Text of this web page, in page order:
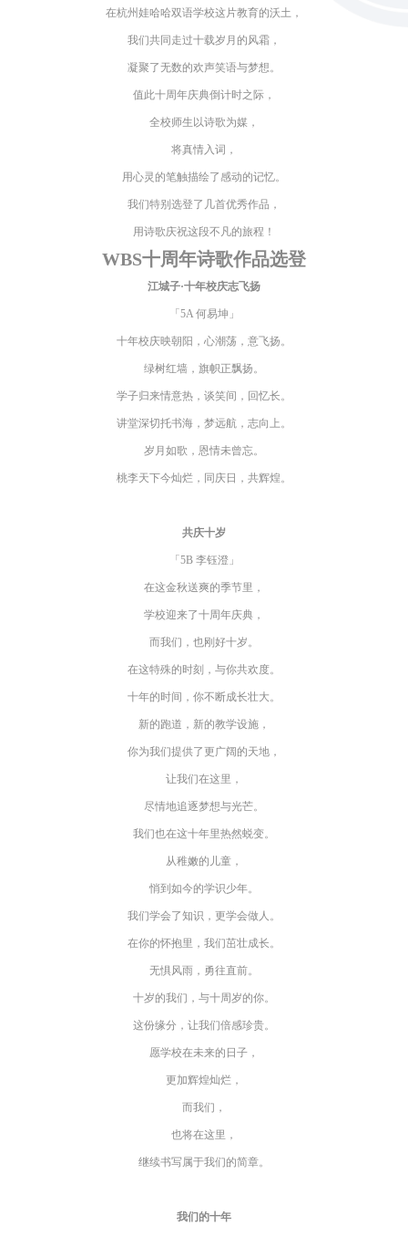
在杭州娃哈哈双语学校这片教育的沃土，
我们共同走过十载岁月的风霜，
凝聚了无数的欢声笑语与梦想。
值此十周年庆典倒计时之际，
全校师生以诗歌为媒，
将真情入词，
用心灵的笔触描绘了感动的记忆。
我们特别选登了几首优秀作品，
用诗歌庆祝这段不凡的旅程！
WBS十周年诗歌作品选登
江城子·十年校庆志飞扬
「5A 何易坤」
十年校庆映朝阳，心潮荡，意飞扬。
绿树红墙，旗帜正飘扬。
学子归来情意热，谈笑间，回忆长。
讲堂深切托书海，梦远航，志向上。
岁月如歌，恩情未曾忘。
桃李天下今灿烂，同庆日，共辉煌。
共庆十岁
「5B 李钰澄」
在这金秋送爽的季节里，
学校迎来了十周年庆典，
而我们，也刚好十岁。
在这特殊的时刻，与你共欢度。
十年的时间，你不断成长壮大。
新的跑道，新的教学设施，
你为我们提供了更广阔的天地，
让我们在这里，
尽情地追逐梦想与光芒。
我们也在这十年里热然蜕变。
从稚嫩的儿童，
悄到如今的学识少年。
我们学会了知识，更学会做人。
在你的怀抱里，我们茁壮成长。
无惧风雨，勇往直前。
十岁的我们，与十周岁的你。
这份缘分，让我们倍感珍贵。
愿学校在未来的日子，
更加辉煌灿烂，
而我们，
也将在这里，
继续书写属于我们的简章。
我们的十年